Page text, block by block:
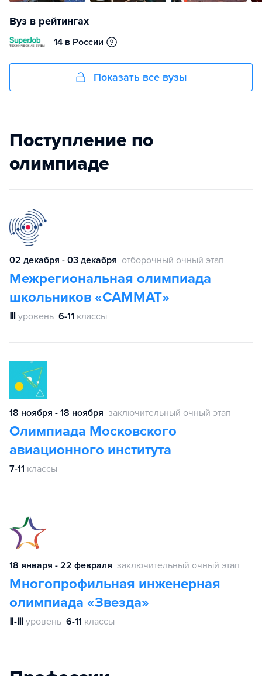
Вуз в рейтингах
14 в России
Показать все вузы
Поступление по
олимпиаде
02 декабря - 03 декабря отборочный очный этап
Межрегиональная олимпиада
школьников «САММАТ»
Ⅲ уровень 6-11 классы
18 ноября - 18 ноября заключительный очный этап
Олимпиада Московского
авиационного института
7-11 классы
18 января - 22 февраля заключительный очный этап
Многопрофильная инженерная
олимпиада «Звезда»
Ⅱ-Ⅲ уровень 6-11 классы